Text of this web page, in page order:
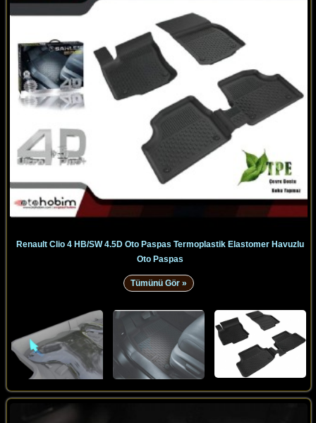
Renault Clio 4 HB/SW 4.5D Oto Paspas Termoplastik Elastomer Havuzlu
Oto Paspas
Tümünü Gör »